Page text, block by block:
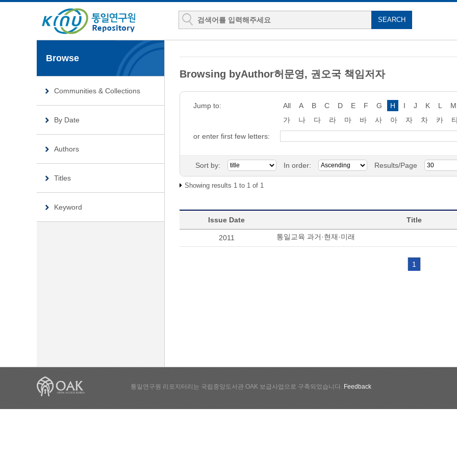
Browse
Communities & Collections
By Date
Authors
Titles
Keyword
Browsing byAuthor허문영, 권오국 책임저자
Jump to: All A B C D E F G H I J K L M
가
나 다 라 마 바 사 아 자 차 카
or enter first few letters:
Sort by: In order: Results/Page
Showing results 1 to 1 of 1
Issue Date Title
2011 통일교육 과거·현재·미래
1
통일연구원 리포지터리는 국립중앙도서관 OAK 보급사업으로 구축되었습니다. Feedback